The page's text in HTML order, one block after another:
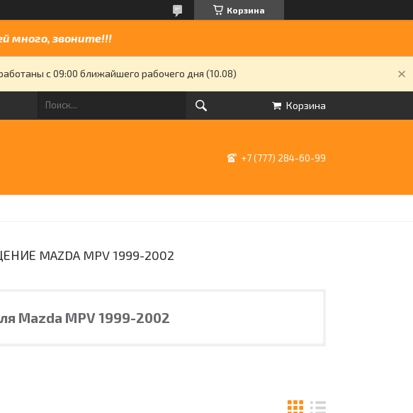
Корзина
много, звоните!!!
с 09:00 ближайшего рабочего дня (10.08)
Корзина
+7 (777) 284-60-99
MAZDA MPV 1999-2002
Mazda MPV 1999-2002